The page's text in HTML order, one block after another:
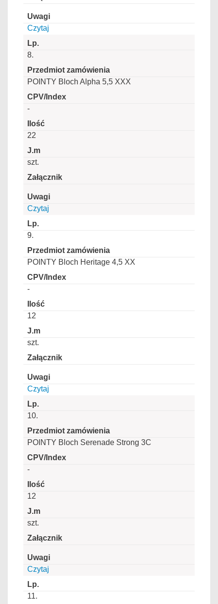
Czytaj
8.
POINTY Bloch Alpha 5,5 XXX
-
22
szt.
Czytaj
9.
POINTY Bloch Heritage 4,5 XX
-
12
szt.
Czytaj
10.
POINTY Bloch Serenade Strong 3C
-
12
szt.
Czytaj
11.